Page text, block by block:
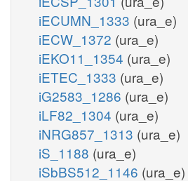
iECUMN_1333 (ura_e)
iECW_1372 (ura_e)
iEKO11_1354 (ura_e)
iETEC_1333 (ura_e)
iG2583_1286 (ura_e)
iLF82_1304 (ura_e)
iNRG857_1313 (ura_e)
iS_1188 (ura_e)
iSbBS512_1146 (ura_e)